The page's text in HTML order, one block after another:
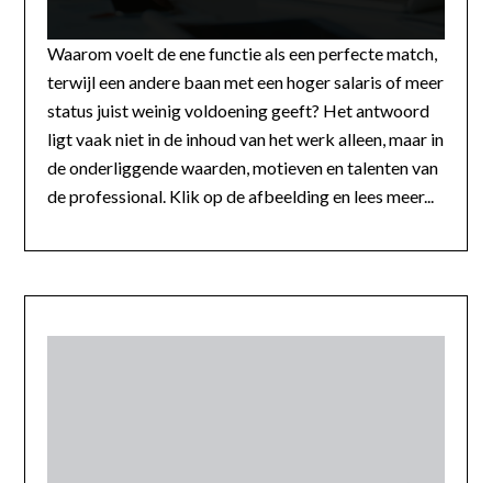
Waarom voelt de ene functie als een perfecte match,
terwijl een andere baan met een hoger salaris of meer
status juist weinig voldoening geeft? Het antwoord
ligt vaak niet in de inhoud van het werk alleen, maar in
de onderliggende waarden, motieven en talenten van
de professional. Klik op de afbeelding en lees meer...